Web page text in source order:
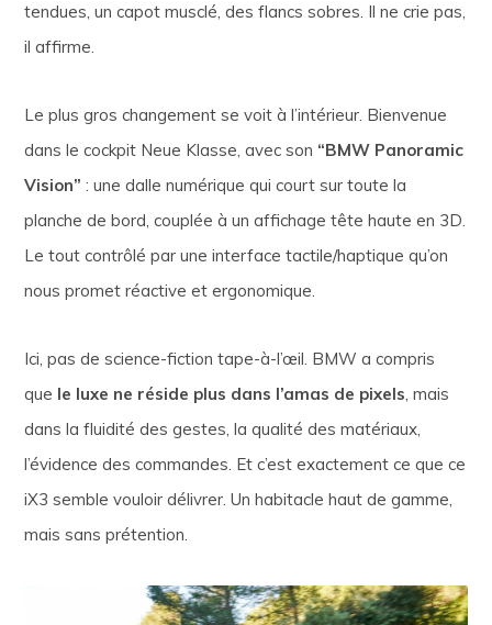
tendues, un capot musclé, des flancs sobres. Il ne crie pas,
il affirme.
Le plus gros changement se voit à l’intérieur. Bienvenue
dans le cockpit Neue Klasse, avec son “BMW Panoramic
Vision” : une dalle numérique qui court sur toute la
planche de bord, couplée à un affichage tête haute en 3D.
Le tout contrôlé par une interface tactile/haptique qu’on
nous promet réactive et ergonomique.
Ici, pas de science-fiction tape-à-l’œil. BMW a compris
que le luxe ne réside plus dans l’amas de pixels, mais
dans la fluidité des gestes, la qualité des matériaux,
l’évidence des commandes. Et c’est exactement ce que ce
iX3 semble vouloir délivrer. Un habitacle haut de gamme,
mais sans prétention.